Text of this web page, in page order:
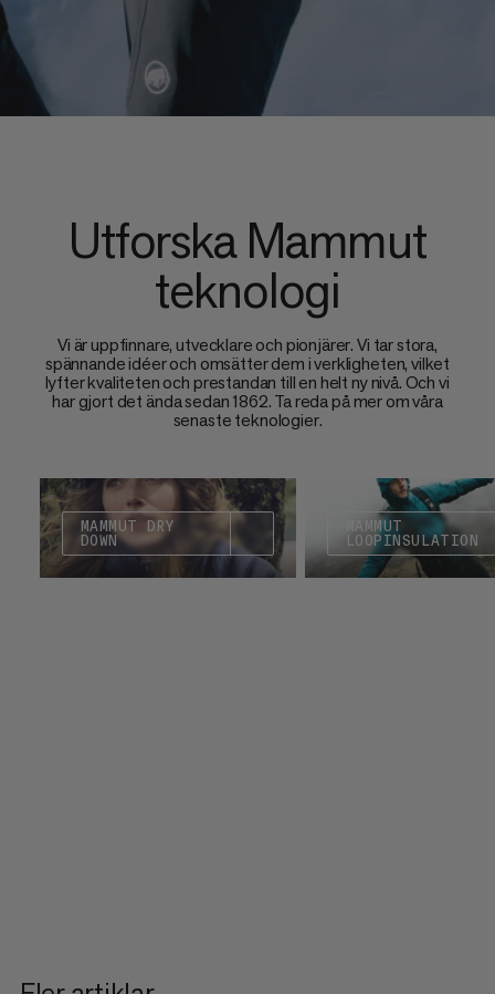
Utforska Mammut
teknologi
Vi är uppfinnare, utvecklare och pionjärer. Vi tar stora,
spännande idéer och omsätter dem i verkligheten, vilket
lyfter kvaliteten och prestandan till en helt ny nivå. Och vi
har gjort det ända sedan 1862. Ta reda på mer om våra
senaste teknologier.
MAMMUT DRY
DOWN
MAMMUT
LOOPINSULATION